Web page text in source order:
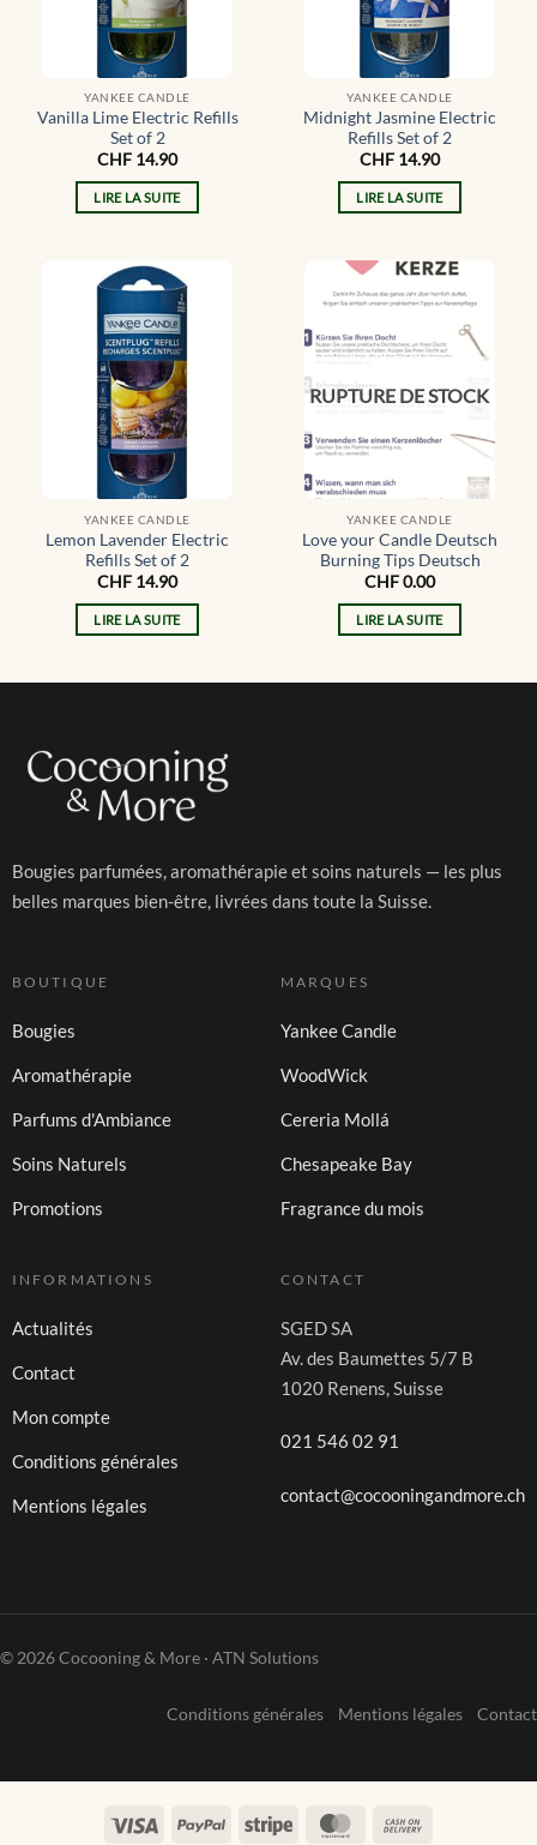
YANKEE CANDLE
Vanilla Lime Electric Refills
Set of 2
CHF 14.90
LIRE LA SUITE
YANKEE CANDLE
Midnight Jasmine Electric
Refills Set of 2
CHF 14.90
LIRE LA SUITE
YANKEE CANDLE
Lemon Lavender Electric
Refills Set of 2
CHF 14.90
LIRE LA SUITE
RUPTURE DE STOCK
YANKEE CANDLE
Love your Candle Deutsch
Burning Tips Deutsch
CHF0.00
LIRE LA SUITE
Bougies parfumées, aromathérapie et soins naturels — les plus
belles marques bien-être, livrées dans toute la Suisse.
BOUTIQUE
Bougies
Aromathérapie
Parfums d'Ambiance
Soins Naturels
Promotions
MARQUES
Yankee Candle
WoodWick
Cereria Mollá
Chesapeake Bay
Fragrance du mois
INFORMATIONS
Actualités
Contact
Mon compte
Conditions générales
Mentions légales
CONTACT
SGED SA
Av. des Baumettes 5/7 B
1020 Renens, Suisse
021 546 02 91
contact@cocooningandmore.ch
© 2026 Cocooning & More · ATN Solutions
Conditions générales Mentions légales Contact
Visa PayPal Stripe MasterCard